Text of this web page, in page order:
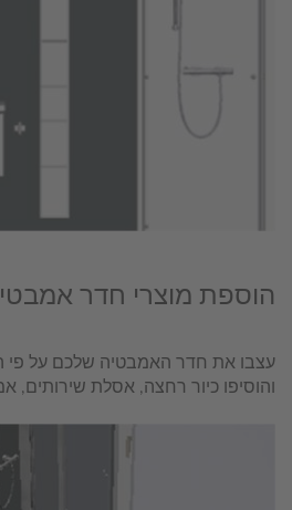
הוספת מוצרי חדר
עצבו את חדר האמבטיה שלכם על פי
והוסיפו כיור רחצה, אסלת שירותים,